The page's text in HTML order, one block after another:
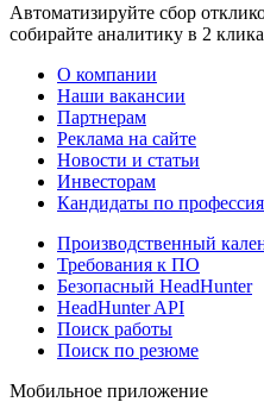
Автоматизируйте сбор
собирайте аналитику в 2 клика
О компании
Наши вакансии
Партнерам
Реклама на сайте
Новости и статьи
Инвесторам
Кандидаты по
Производственный
Требования к ПО
Безопасный HeadHunter
HeadHunter API
Поиск работы
Поиск по резюме
Мобильное приложение